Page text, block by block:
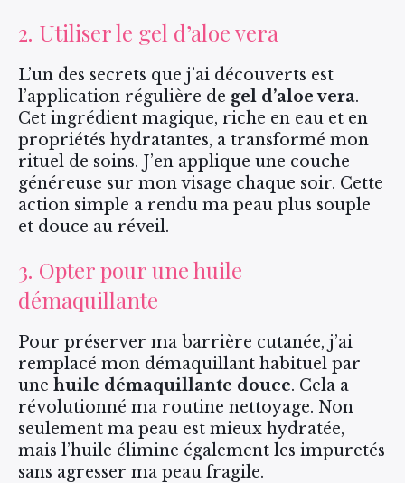
2. Utiliser le gel d’aloe vera
L’un des secrets que j’ai découverts est
l’application régulière de gel d’aloe vera.
Cet ingrédient magique, riche en eau et en
propriétés hydratantes, a transformé mon
rituel de soins. J’en applique une couche
généreuse sur mon visage chaque soir. Cette
action simple a rendu ma peau plus souple
et douce au réveil.
3. Opter pour une huile
démaquillante
Pour préserver ma barrière cutanée, j’ai
remplacé mon démaquillant habituel par
une huile démaquillante douce. Cela a
révolutionné ma routine nettoyage. Non
seulement ma peau est mieux hydratée,
mais l’huile élimine également les impuretés
sans agresser ma peau fragile.